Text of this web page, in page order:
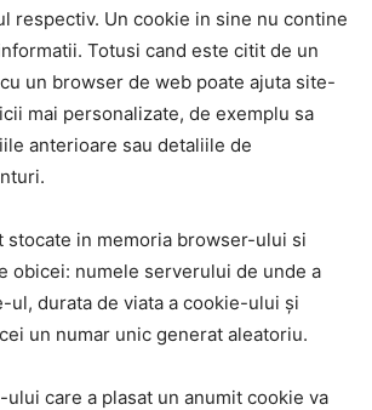
respectiv. Un cookie in sine nu contine
Totusi cand este citit de un
un browser de web poate ajuta site-
mai personalizate, de exemplu sa
anterioare sau detaliile de
stocate in memoria browser-ului si
obicei: numele serverului de unde a
ul, durata de viata a cookie-ului și
un numar unic generat aleatoriu.
care a plasat un anumit cookie va